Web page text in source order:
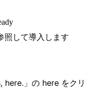
照して導入します
」の here をクリ